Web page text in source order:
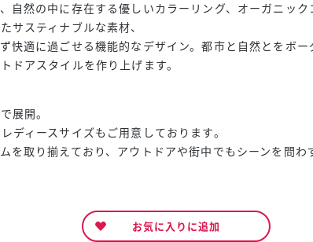
自然の中に存在する優しいカラーリング、オーガニッ
サスティナブルな素材、
快適に過ごせる機能的なデザイン。都市と自然とをボ
ドアスタイルを作り上げます。
展開。
ディースサイズもご用意しております。
を取り揃えており、アウトドアや街中でもシーンを問わ
お気に入りに追加